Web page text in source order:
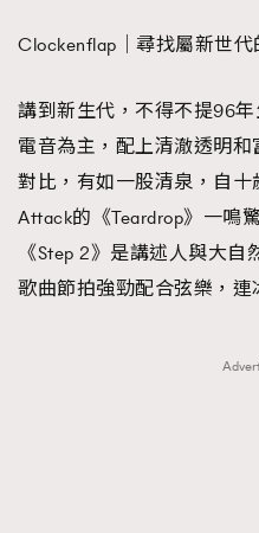
Clockenflap｜尋找屬新世代
講到新生代，不得不提96
電音為主，配上清澈透明
對比，有如一股清泉，自十
Attack的《Teardrop》一鳴
《Step 2》是講述人與大自
歌曲節拍強勁配合弦樂，連